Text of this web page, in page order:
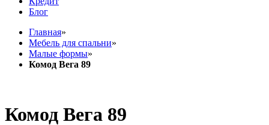
Блог
Главная»
Мебель для спальни»
Малые формы»
Комод Вега 89
Комод Вега 89